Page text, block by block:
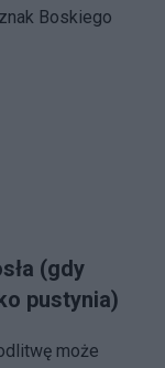
Boskiego
(gdy
pustynia)
może